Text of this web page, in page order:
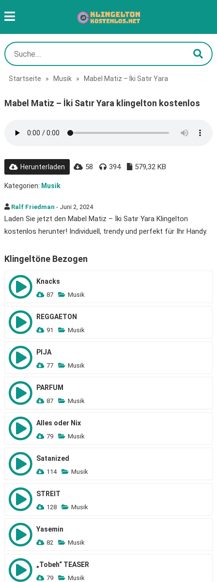
Startseite » Musik » Mabel Matiz – İki Satır Yara
Mabel Matiz – İki Satır Yara klingelton kostenlos
Herunterladen 58 394 579,32 KB
Kategorien: Musik
Ralf Friedman - Juni 2, 2024
Laden Sie jetzt den Mabel Matiz – İki Satır Yara Klingelton
kostenlos herunter! Individuell, trendy und perfekt für Ihr Handy.
Klingeltöne Bezogen
Knacks
87 Musik
REGGAETON
91 Musik
PIJA
77 Musik
PARFUM
87 Musik
Alles oder Nix
79 Musik
Satanized
114 Musik
STREIT
128 Musik
Yasemin
82 Musik
„Tobeh“ TEASER
79 Musik